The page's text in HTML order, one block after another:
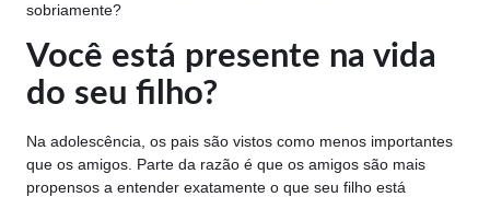
sobriamente?
Você está presente na vida
do seu filho?
Na adolescência, os pais são vistos como menos importantes
que os amigos. Parte da razão é que os amigos são mais
propensos a entender exatamente o que seu filho está